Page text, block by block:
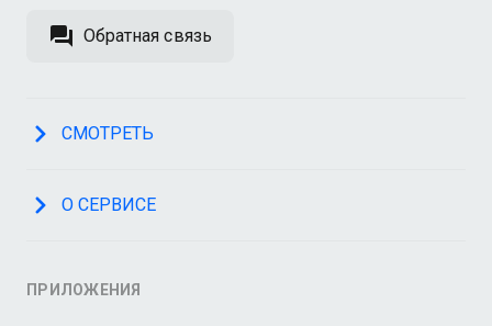
Обратная связь
СМОТРЕТЬ
О СЕРВИСЕ
ПРИЛОЖЕНИЯ